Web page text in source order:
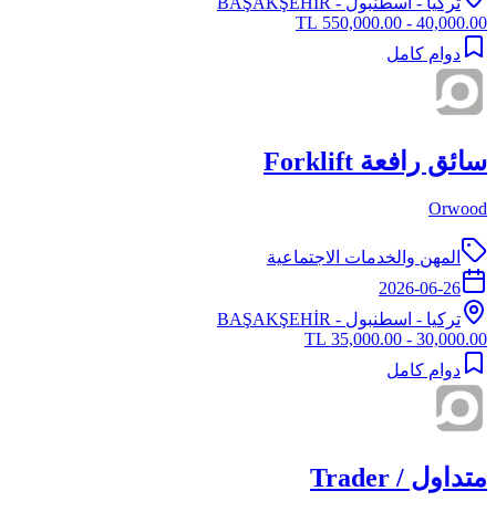
40,000.00 - 550,000.00 TL
دوام كامل
سائق رافعة Forklift
Orwood
المهن والخدمات الاجتماعية
2026-06-26
تركيا - اسطنبول - BAŞAKŞEHİR
30,000.00 - 35,000.00 TL
دوام كامل
متداول / Trader